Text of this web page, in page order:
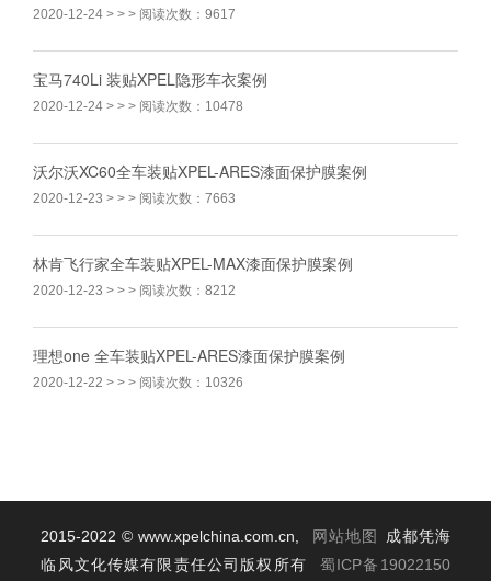
双色层生产工艺保证贴膜的稳定性和使用品质，
铸造贴膜能保护车辆在高速行驶下因路面碎石而对车漆造
成的伤害。
性，能在车身表面滑动贴膜并重新定位，可多次反复施
工。
3、 M隐形的Comply肯派Cv3第三代导气槽技术，帮助快速并
无气泡地完成贴膜安装。
6、 3M质量保证体系，为您提供整车全方位保护（包括人为，
2020-12-24 > > > 阅读次数：9617
宝马740Li 装贴XPEL隐形车衣案例
2020-12-24 > > > 阅读次数：10478
沃尔沃XC60全车装贴XPEL-ARES漆面保护膜案例
2020-12-23 > > > 阅读次数：7663
林肯飞行家全车装贴XPEL-MAX漆面保护膜案例
2020-12-23 > > > 阅读次数：8212
理想one 全车装贴XPEL-ARES漆面保护膜案例
2020-12-22 > > > 阅读次数：10326
2015-2022 © www.xpelchina.com.cn, 网站地图
成都凭海
临风文化传媒有限责任公司版权所有
蜀ICP备19022150